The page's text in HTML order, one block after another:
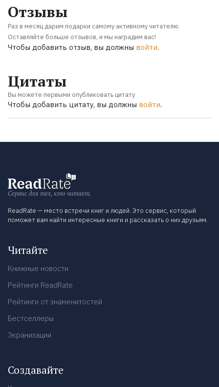
Отзывы
Раз в месяц дарим подарки самому активному читателю.
Оставляйте больше отзывов, и мы наградим вас!
Чтобы добавить отзыв, вы должны войти.
Цитаты
Вы можете первыми опубликовать цитату
Чтобы добавить цитату, вы должны войти.
Сервис для тех, кто читает.
ReadRate — место встречи книг и людей. Это сервис, который
поможет вам найти интересные книги и рассказать о них друзьям.
Читайте
Книжные новости
Рейтинги ReadRate
Рейтинги от знаменитостей
Бестселлеры
Экранизации
Создавайте